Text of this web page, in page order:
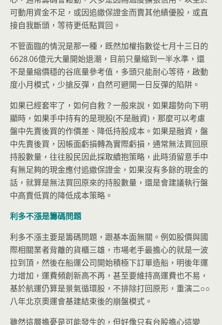
可動用資金不足，或因追繳保證金而賣其他績優股，或直
接自我斷頭，等待更低點買回。
不管面臨的情況是那一種，既然加權指數從七月十三日的
6628.06億元大量開始退潮，目前只量縮到一半水準，還
不是量縮價穩的谷底量參考值，多頭只能耐心等待，啟動
度小月模式，少搶反彈，自然可避開一日反彈的陷阱。
如果已經套牢了，如何自救？一般來說，如果趨勢向下明
顯時，如果手中持有的是現股(不是融資)，那麼可以考慮
盤中先賣後買的作價差、降低持股成本。如果是融資，盤
中先賣後買，因帳面虧損轉為實際虧損，通常無法買回原
持股數量，往往股民因此採取續抱策略，此時須留意手中
有無足夠的現金應付追繳保證金，如果沒有多餘的現金的
話，就算是無法買回原來的持股數量，還是會建議執行盤
中高賣低買的降低成本策略。
利多不漲是籌碼問題
利多不漲主要是籌碼問題，跟基本面無關。例如股價與國
際相關業者背離的貨櫃三雄，市場老手最擔心的就是一波
拉到頂，然後在船運公司開始積極下訂單造船，明後年運
力增加，運費頻創新高不再，甚至要維持高運費也不易，
基於航運仍算是景氣循環股，不排除打回原形，重演二○○
八年北京奧運會基建結束後的崩盤模式。
雖然這層擔憂是可能發生的，但好像只有台股擔心這變